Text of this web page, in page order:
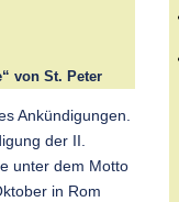
von St. Peter
Ankündigungen.
der II.
unter dem Motto
in Rom